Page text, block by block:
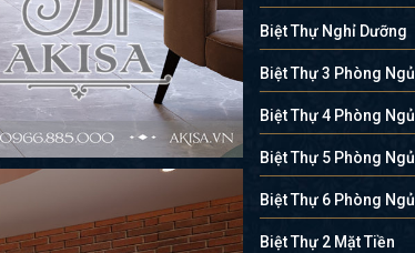
Biệt Thự Nghỉ Dưỡng
Biệt Thự 3 Phòng Ngủ
Biệt Thự 4 Phòng Ngủ
Biệt Thự 5 Phòng Ngủ
Biệt Thự 6 Phòng Ngủ
Biệt Thự 2 Mặt Tiền